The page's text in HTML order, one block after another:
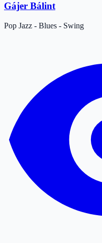
Gájer Bálint
Pop Jazz - Blues - Swing